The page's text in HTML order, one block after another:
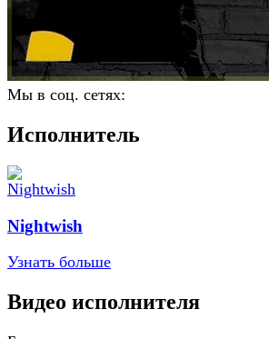
Мы в соц. сетях:
Исполнитель
Nightwish
Узнать больше
Видео исполнителя